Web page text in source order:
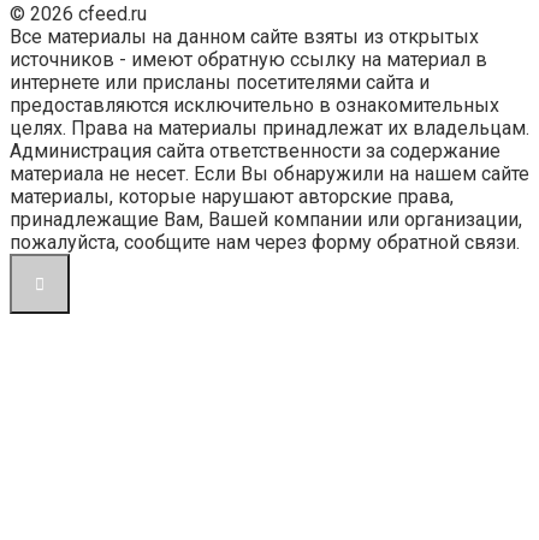
© 2026 cfeed.ru
Все материалы на данном сайте взяты из открытых
источников - имеют обратную ссылку на материал в
интернете или присланы посетителями сайта и
предоставляются исключительно в ознакомительных
целях. Права на материалы принадлежат их владельцам.
Администрация сайта ответственности за содержание
материала не несет. Если Вы обнаружили на нашем сайте
материалы, которые нарушают авторские права,
принадлежащие Вам, Вашей компании или организации,
пожалуйста, сообщите нам через форму обратной связи.